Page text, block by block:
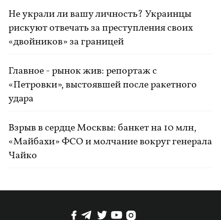
Не украли ли вашу личность? Украинцы
рискуют отвечать за преступления своих
«двойников» за границей
Главное - рынок жив: репортаж с
«Петровки», выстоявшей после ракетного
удара
Взрыв в сердце Москвы: банкет на 10 млн,
«Майбахи» ФСО и молчание вокруг генерала
Чайко